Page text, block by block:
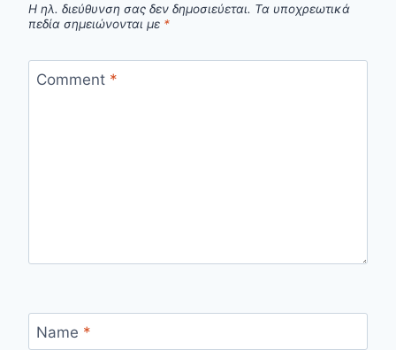
Η ηλ. διεύθυνση σας δεν δημοσιεύεται. Τα υποχρεωτικά
πεδία σημειώνονται με *
Comment *
Name *